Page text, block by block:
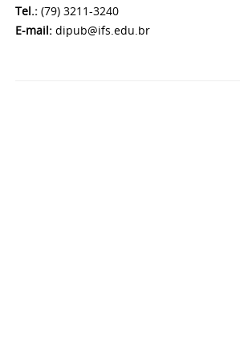
Tel.: (79) 3211-3240
E-mail: dipub@ifs.edu.br